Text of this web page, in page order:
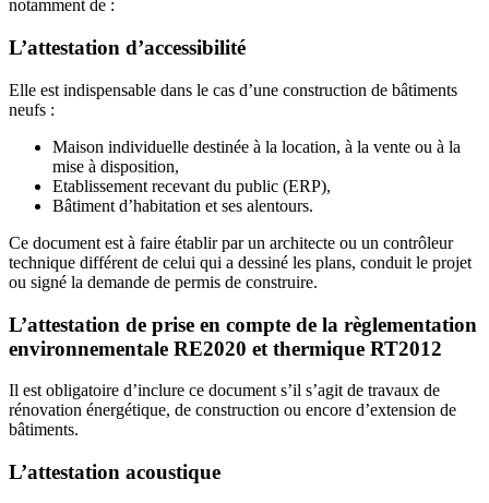
notamment de :
L’attestation d’accessibilité
Elle est indispensable dans le cas d’une construction de bâtiments
neufs :
Maison individuelle destinée à la location, à la vente ou à la
mise à disposition,
Etablissement recevant du public (ERP),
Bâtiment d’habitation et ses alentours.
Ce document est à faire établir par un architecte ou un contrôleur
technique différent de celui qui a dessiné les plans, conduit le projet
ou signé la demande de permis de construire.
L’attestation de prise en compte de la règlementation
environnementale RE2020 et thermique RT2012
Il est obligatoire d’inclure ce document s’il s’agit de travaux de
rénovation énergétique, de construction ou encore d’extension de
bâtiments.
L’attestation acoustique